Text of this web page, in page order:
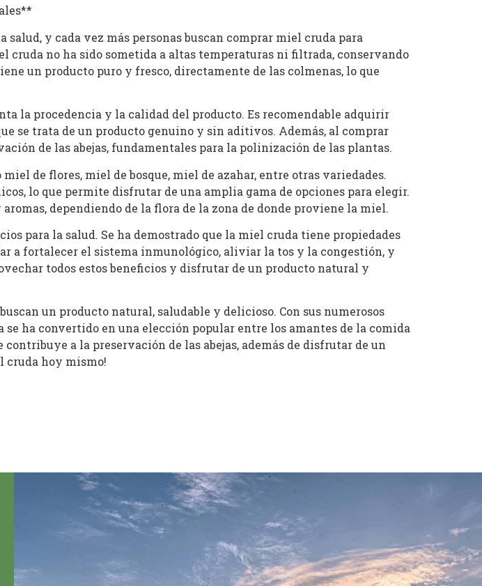
y cada vez más personas buscan comprar miel cruda para
cruda no ha sido sometida a altas temperaturas ni filtrada, conservando
un producto puro y fresco, directamente de las colmenas, lo que
la procedencia y la calidad del producto. Es recomendable adquirir
se trata de un producto genuino y sin aditivos. Además, al comprar
de las abejas, fundamentales para la polinización de las plantas.
de flores, miel de bosque, miel de azahar, entre otras variedades.
lo que permite disfrutar de una amplia gama de opciones para elegir.
dependiendo de la flora de la zona de donde proviene la miel.
para la salud. Se ha demostrado que la miel cruda tiene propiedades
a fortalecer el sistema inmunológico, aliviar la tos y la congestión, y
todos estos beneficios y disfrutar de un producto natural y
un producto natural, saludable y delicioso. Con sus numerosos
ha convertido en una elección popular entre los amantes de la comida
a la preservación de las abejas, además de disfrutar de un
cruda hoy mismo!